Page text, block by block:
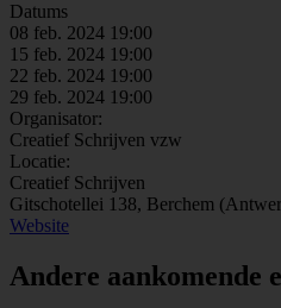
Datums
08 feb. 2024 19:00
15 feb. 2024 19:00
22 feb. 2024 19:00
29 feb. 2024 19:00
Organisator:
Creatief Schrijven vzw
Locatie:
Creatief Schrijven
Gitschotellei 138, Berchem
Website
Andere aankomende